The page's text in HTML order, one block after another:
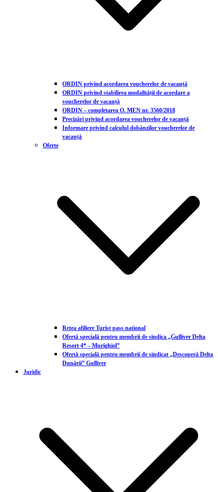
ORDIN privind acordarea voucherelor de vacanță
ORDIN privind stabilirea modalității de acordare a
voucherelor de vacanță
ORDIN – completarea O. MEN nr. 3560/2018
Precizări privind acordarea voucherelor de vacanță
Informare privind calculul dobânzilor voucherelor de
vacanță
Oferte
Retea afiliere Turist pass national
Ofertă specială pentru membrii de sindica „Gulliver Delta
Resort 4* – Murighiol”
Ofertă specială pentru membrii de sindicat „Descoperă Delta
Dunării” Gulliver
Juridic